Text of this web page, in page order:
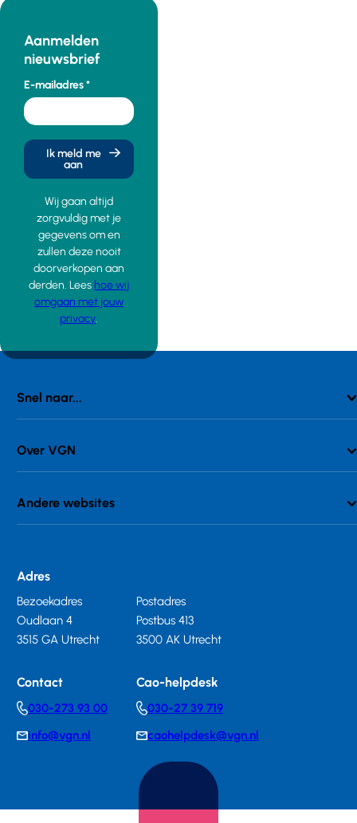
Aanmelden
nieuwsbrief
E-mailadres
Ik meld me
aan
Wij gaan altijd
zorgvuldig met je
gegevens om en
zullen deze nooit
doorverkopen aan
derden. Lees hoe wij
omgaan met jouw
privacy.
Snel naar...
Over VGN
Andere websites
Adres
Bezoekadres
Oudlaan 4
3515 GA Utrecht
Postadres
Postbus 413
3500 AK Utrecht
Contact
Telephonenumber
030-273 93 00
E-info@vgn.nl
Cao-helpdesk
Telephonenumber
030-27 39 719
E-caohelpdesk@vgn.nl